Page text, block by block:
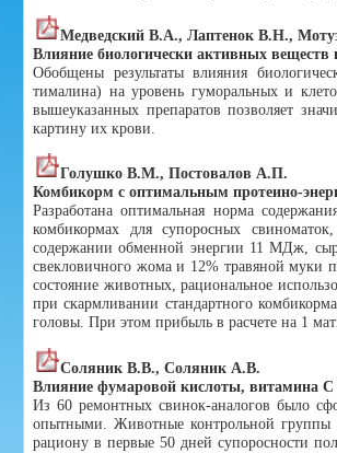
Медведский В.А., Лаптенок В.Н.,
Влияние биологически активных веществ
Обобщены результаты влияния
тималина) на уровень гуморальных и
вышеуказанных препаратов позволяет
картину их крови.
Голушко В.М., Постовалов А.П.
Комбикорм с оптимальным протеино-
Разработана оптимальная норма
комбикормах для супоросных
содержании обменной энергии 11 МДж,
свекловичного жома и 12% травяной муки
состояние животных, рациональное
при скармливании стандартного
головы. При этом прибыль в расчете на 1
Соляник В.В., Соляник А.В.
Влияние фумаровой кислоты, витамина С
Из 60 ремонтных свинок-аналогов было
опытными. Животные контрольной
рациону в первые 50 дней супоросности